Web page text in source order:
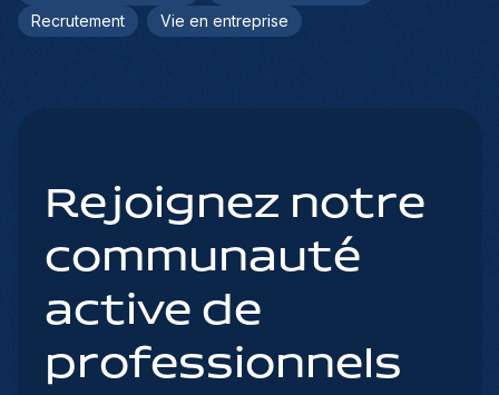
Recrutement
Vie en entreprise
Rejoignez notre
communauté
active de
professionnels